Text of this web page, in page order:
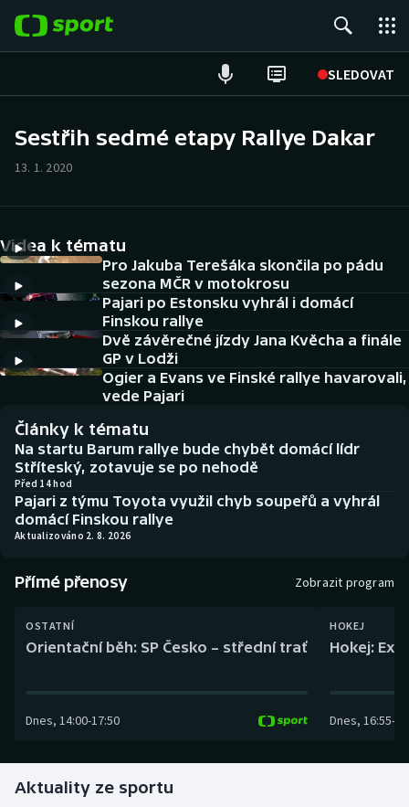
SLEDOVAT
Hokej
Tenis
Atletika
Cyklistika
DALŠÍ SPORTY
Americký fotbal
Baseball a softbal
Basketbal
Biatlon
Curling
Florbal
NEPŘEHLÉDNĚTE
Soutěže
Historické návraty
Aplikace ČT sport
Sestřih sedmé etapy Rallye Dakar
13. 1. 2020
Videa k tématu
Pro Jakuba Terešáka skončila po pádu
sezona MČR v motokrosu
Pajari po Estonsku vyhrál i domácí
Finskou rallye
Dvě závěrečné jízdy Jana Kvěcha a finále
GP v Lodži
Ogier a Evans ve Finské rallye havarovali,
vede Pajari
Články k tématu
Na startu Barum rallye bude chybět domácí lídr
Stříteský, zotavuje se po nehodě
Před 14 hod
Pajari z týmu Toyota využil chyb soupeřů a vyhrál
domácí Finskou rallye
Aktualizováno 2. 8. 2026
Přímé přenosy Zobrazit program
OSTATNÍ
Orientační běh: SP Česko – střední trať
Dnes, 14:00-17:50
HOKEJ
Hokej:
Dnes, 16:55-
Aktuality ze sportu